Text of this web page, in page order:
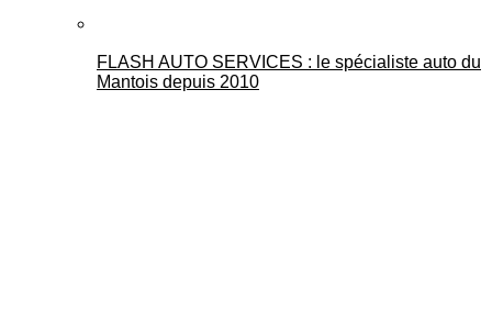
FLASH AUTO SERVICES : le spécialiste auto du
Mantois depuis 2010